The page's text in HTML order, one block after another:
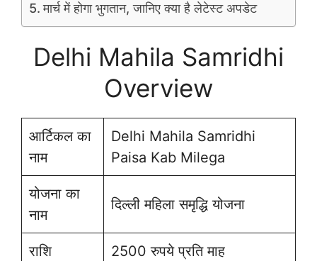
मार्च में होगा भुगतान, जानिए क्या है लेटेस्ट अपडेट
Delhi Mahila Samridhi
Overview
आर्टिकल का
नाम
Delhi Mahila Samridhi
Paisa Kab Milega
योजना का
नाम
दिल्ली महिला समृद्धि योजना
राशि 2500 रुपये प्रति माह